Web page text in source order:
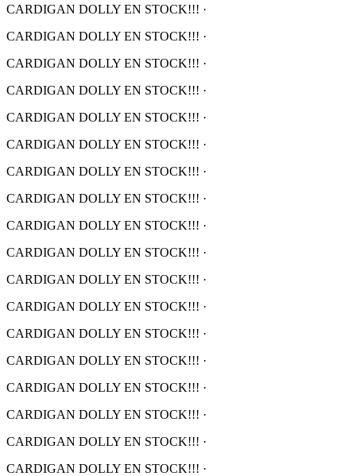
CARDIGAN DOLLY EN STOCK!!! ·
CARDIGAN DOLLY EN STOCK!!! ·
CARDIGAN DOLLY EN STOCK!!! ·
CARDIGAN DOLLY EN STOCK!!! ·
CARDIGAN DOLLY EN STOCK!!! ·
CARDIGAN DOLLY EN STOCK!!! ·
CARDIGAN DOLLY EN STOCK!!! ·
CARDIGAN DOLLY EN STOCK!!! ·
CARDIGAN DOLLY EN STOCK!!! ·
CARDIGAN DOLLY EN STOCK!!! ·
CARDIGAN DOLLY EN STOCK!!! ·
CARDIGAN DOLLY EN STOCK!!! ·
CARDIGAN DOLLY EN STOCK!!! ·
CARDIGAN DOLLY EN STOCK!!! ·
CARDIGAN DOLLY EN STOCK!!! ·
CARDIGAN DOLLY EN STOCK!!! ·
CARDIGAN DOLLY EN STOCK!!! ·
CARDIGAN DOLLY EN STOCK!!! ·